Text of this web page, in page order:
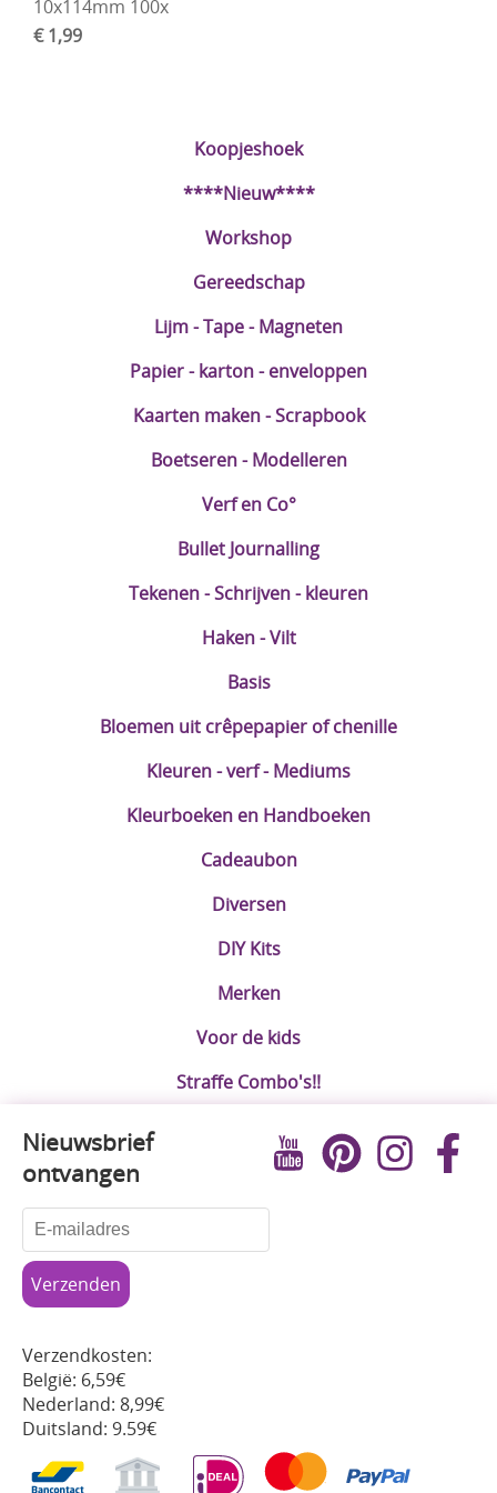
DIY Kits
Koopjeshoek
****Nieuw****
Workshop
Gereedschap
Lijm - Tape - Magneten
Papier - karton - enveloppen
Kaarten maken - Scrapbook
Boetseren - Modelleren
Verf en Co°
Bullet Journalling
Tekenen - Schrijven - kleuren
Haken - Vilt
Basis
Bloemen uit crêpepapier of chenille
Kleuren - verf - Mediums
Kleurboeken en Handboeken
Cadeaubon
Diversen
DIY Kits
Merken
Voor de kids
Straffe Combo's!!
10x114mm 100x
€ 1,99
Nieuwsbrief
ontvangen
Verzendkosten:
België: 6,59€
Nederland: 8,99€
Duitsland: 9.59€